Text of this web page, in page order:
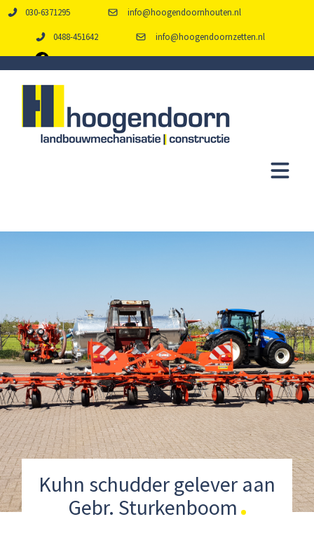
030-6371295 info@hoogendoornhouten.nl
0488-451642 info@hoogendoornzetten.nl
Kuhn schudder gelever aan
Gebr. Sturkenboom